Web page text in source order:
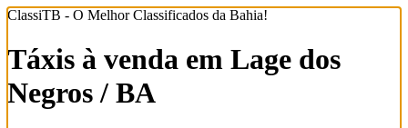
ClassiTB - O Melhor Classificados da Bahia!
Táxis à venda em Lage dos
Negros / BA